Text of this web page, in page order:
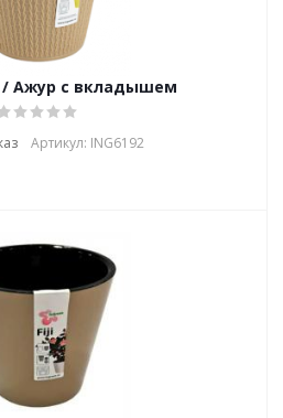
/ Ажур с вкладышем
Артикул: ING6192